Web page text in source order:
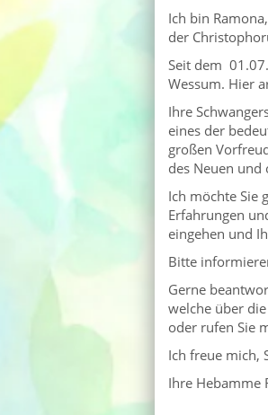
Ich bin
der
Seit dem
Wessum. Hier
Ihre
eines der
großen
des Neuen und
Ich möchte Sie
Erfahrungen
eingehen und
Bitte
Gerne
welche über
oder rufen Sie
Ich freue mich,
Ihre Hebamme